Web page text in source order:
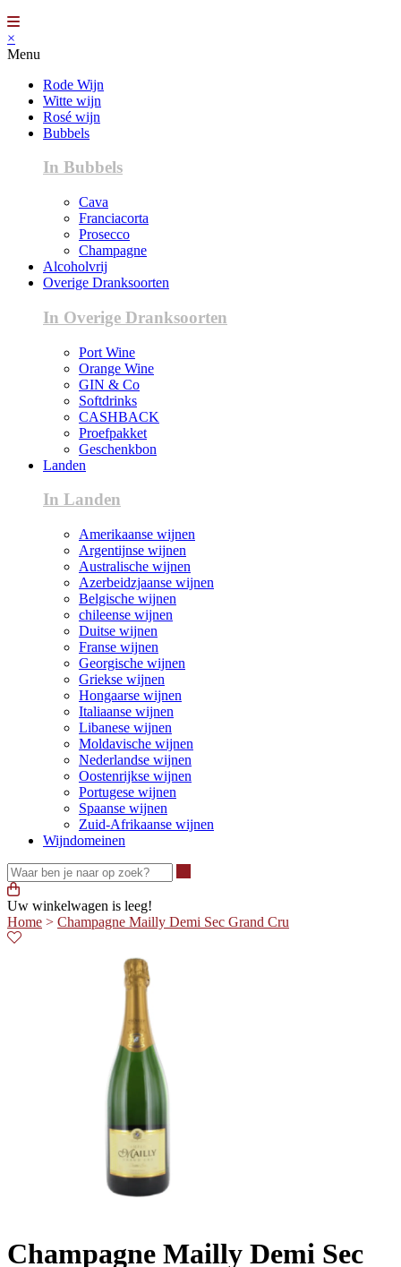
×
Menu
Rode Wijn
Witte wijn
Rosé wijn
Bubbels
In Bubbels
Cava
Franciacorta
Prosecco
Champagne
Alcoholvrij
Overige Dranksoorten
In Overige Dranksoorten
Port Wine
Orange Wine
GIN & Co
Softdrinks
CASHBACK
Proefpakket
Geschenkbon
Landen
In Landen
Amerikaanse wijnen
Argentijnse wijnen
Australische wijnen
Azerbeidzjaanse wijnen
Belgische wijnen
chileense wijnen
Duitse wijnen
Franse wijnen
Georgische wijnen
Griekse wijnen
Hongaarse wijnen
Italiaanse wijnen
Libanese wijnen
Moldavische wijnen
Nederlandse wijnen
Oostenrijkse wijnen
Portugese wijnen
Spaanse wijnen
Zuid-Afrikaanse wijnen
Wijndomeinen
Uw winkelwagen is leeg!
Home > Champagne Mailly Demi Sec Grand Cru
Champagne Mailly Demi Sec